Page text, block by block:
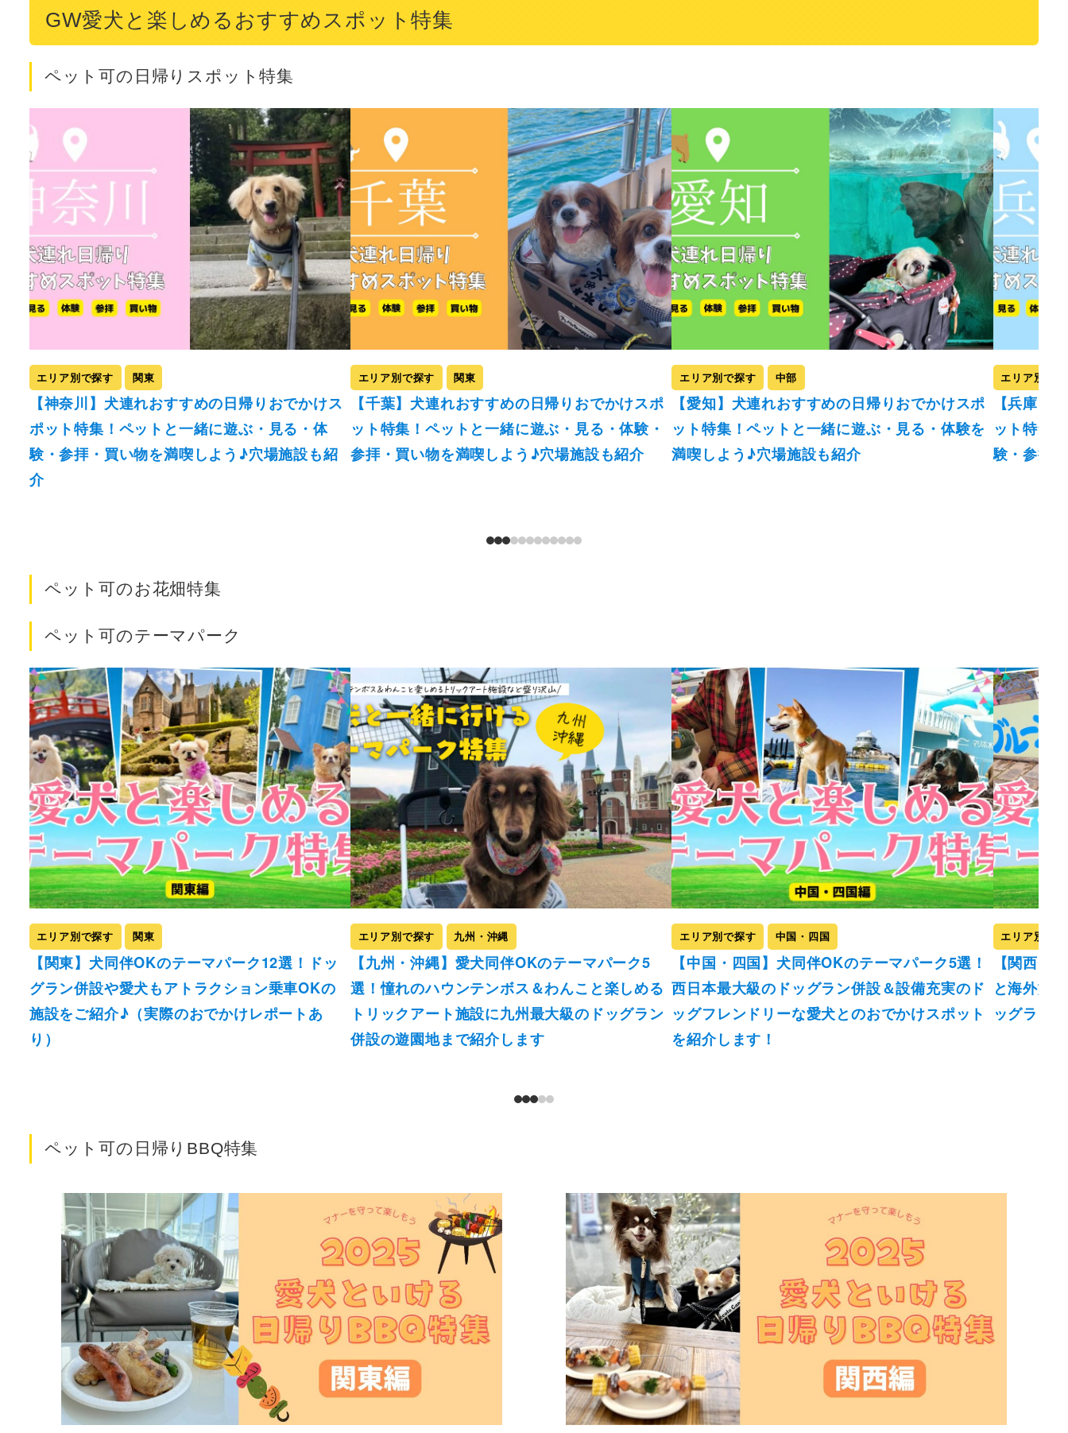
GW愛犬と楽しめるおすすめスポット特集
ペット可の日帰りスポット特集
エリア別で探す 関東
【神奈川】犬連れおすすめの日帰りおでかけス
ポット特集！ペットと一緒に遊ぶ・見る・体
験・参拝・買い物を満喫しよう♪穴場施設も紹
介
エリア別で探す 関東
【千葉】犬連れおすすめの日帰りおでかけスポ
ット特集！ペットと一緒に遊ぶ・見る・体験・
参拝・買い物を満喫しよう♪穴場施設も紹介
エリア別で探す 中部
【愛知】犬連れおすすめの日帰りおでかけスポ
ット特集！ペットと一緒に遊ぶ・見る・体験を
満喫しよう♪穴場施設も紹介
エリア別で
【兵庫】
ット特集
験・参拝
ペット可のお花畑特集
ペット可のテーマパーク
エリア別で探す 関東
【関東】犬同伴OKのテーマパーク12選！ドッ
グラン併設や愛犬もアトラクション乗車OKの
施設をご紹介♪（実際のおでかけレポートあ
り）
エリア別で探す 九州・沖縄
【九州・沖縄】愛犬同伴OKのテーマパーク5
選！憧れのハウンテンボス＆わんこと楽しめる
トリックアート施設に九州最大級のドッグラン
併設の遊園地まで紹介します
エリア別で探す 中国・四国
【中国・四国】犬同伴OKのテーマパーク5選！
西日本最大級のドッグラン併設＆設備充実のド
ッグフレンドリーな愛犬とのおでかけスポット
を紹介します！
エリア別で
【関西】
と海外旅
ッグラン
ペット可の日帰りBBQ特集